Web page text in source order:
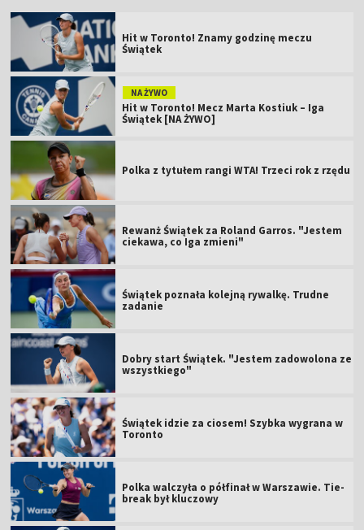
Hit w Toronto! Znamy godzinę meczu
Świątek
NA ŻYWO
Hit w Toronto! Mecz Marta Kostiuk – Iga
Świątek [NA ŻYWO]
Polka z tytułem rangi WTA! Trzeci rok z rzędu
Rewanż Świątek za Roland Garros. "Jestem
ciekawa, co Iga zmieni"
Świątek poznała kolejną rywalkę. Trudne
zadanie
Dobry start Świątek. "Jestem zadowolona ze
wszystkiego"
Świątek idzie za ciosem! Szybka wygrana w
Toronto
Polka walczyła o półfinał w Warszawie. Tie-
break był kluczowy